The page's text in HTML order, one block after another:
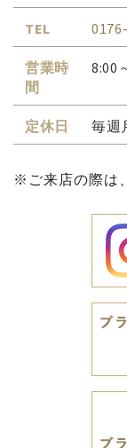
TEL
営業時
間
8:00
定休日 毎週
※ご来店の際は